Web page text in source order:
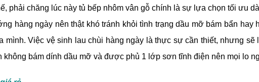
phải chăng lúc này tủ bếp nhôm vân gỗ chính là sự lựa chọn tối ưu
hàng ngày nên thật khó tránh khỏi tình trạng dầu mỡ bám bẩn hay
mình. Việc vệ sinh lau chùi hàng ngày là thực sự cần thiết, nhưng
bám dính dầu mỡ và được phủ 1 lớp sơn tĩnh điện nên mọi lo